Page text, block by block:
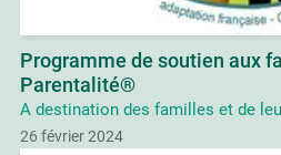
Programme de soutien aux
Parentalité®
A destination des familles et de
26 février 2024